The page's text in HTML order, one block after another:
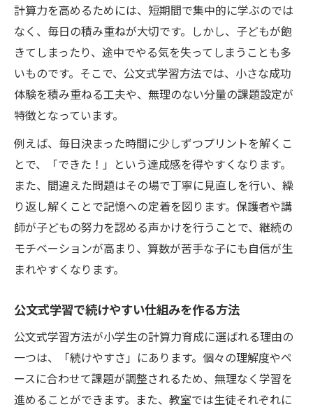
計算力を高めるためには、短期間で集中的に学ぶのでは
なく、毎日の積み重ねが大切です。しかし、子どもが飽
きてしまったり、途中でやる気を失ってしまうことも多
いものです。そこで、公文式学習方法では、小さな成功
体験を積み重ねる工夫や、無理のない分量の課題設定が
特徴となっています。
例えば、毎日決まった時間に少しずつプリントを解くこ
とで、「できた！」という達成感を得やすくなります。
また、間違えた問題はその場で丁寧に見直しを行い、繰
り返し解くことで記憶への定着を図ります。保護者や講
師が子どもの努力を認める声かけを行うことで、継続の
モチベーションが高まり、算数が苦手な子にも自信が生
まれやすくなります。
公文式学習で続けやすい仕組みを作る方法
公文式学習方法が小学生の計算力育成に選ばれる理由の
一つは、「続けやすさ」にあります。個々の理解度やペ
ースに合わせて課題が調整されるため、無理なく学習を
進めることができます。また、教室では生徒それぞれに